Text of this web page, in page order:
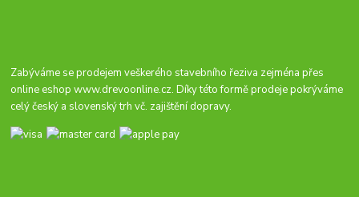
Zabýváme se prodejem veškerého stavebního řeziva zejména přes
online eshopwww.drevoonline.cz. Díky této formě prodeje pokrýváme
celý český a slovenský trh vč. zajištění dopravy.